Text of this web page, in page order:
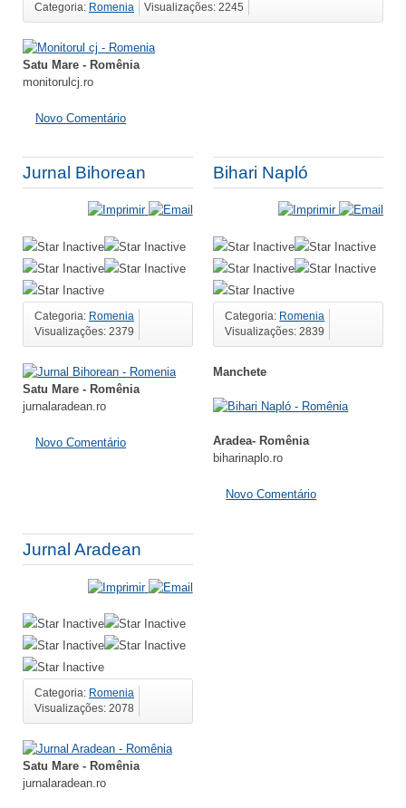
Categoria: Romenia Visualizações: 2245
Satu Mare - Romênia
monitorulcj.ro
Novo Comentário
Jurnal Bihorean
Categoria: Romenia
Visualizações: 2379
Satu Mare - Romênia
jurnalaradean.ro
Novo Comentário
Bihari Napló
Categoria: Romenia
Visualizações: 2839
Manchete
Aradea- Romênia
biharinaplo.ro
Novo Comentário
Jurnal Aradean
Categoria: Romenia
Visualizações: 2078
Satu Mare - Romênia
jurnalaradean.ro